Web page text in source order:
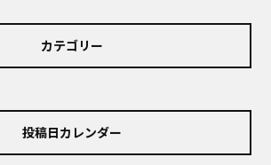
カテゴリー
投稿日カレンダー